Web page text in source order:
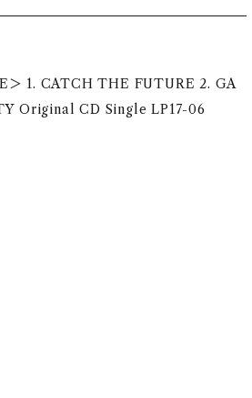
＞ 1. CATCH THE FUTURE 2. GA
〜2017 FRUITY Original CD Single LP17-06